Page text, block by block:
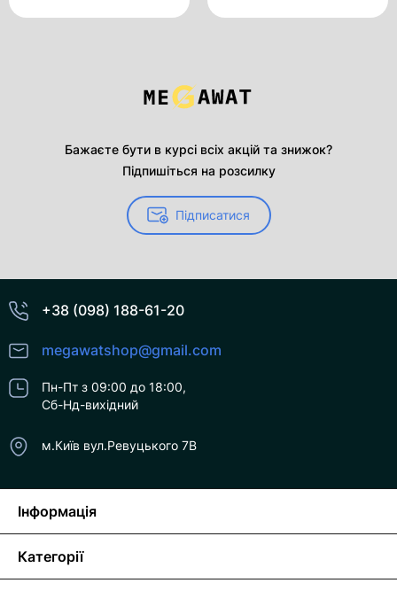
Бажаєте бути в курсі всіх акцій та знижок?
Підпишіться на розсилку
Підписатися
+38 (098) 188-61-20
megawatshop@gmail.com
Пн-Пт з 09:00 до 18:00,
Сб-Нд-вихідний
м.Київ вул.Ревуцького 7В
Інформація
Категорії